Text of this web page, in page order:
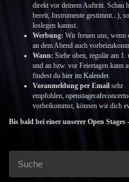
direkt vor deinem Auftritt. Schau
bereit, Instrumente gestimmt...),
loslegen kannst.
Werbung: Wir freuen uns, wenn
an dem Abend auch
Wann: Siehe oben, regulär am
und an bzw. vor Feiertagen kann
findest du hier im Kalender.
Voranmeldung per Email sehr
empfohlen,
vorbeikommst, können wir dich
Bis bald bei einer unserer Open